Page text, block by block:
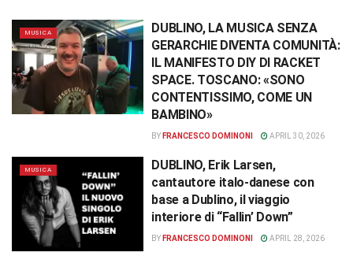
MUSICA
DUBLINO, LA MUSICA SENZA
GERARCHIE DIVENTA COMUNITÀ:
IL MANIFESTO DIY DI RACKET
SPACE. TOSCANO: «SONO
CONTENTISSIMO, COME UN
BAMBINO»
BY FRANCESCO DOMINONI APRIL 30, 2026
MUSICA
DUBLINO, Erik Larsen,
cantautore italo-danese con
base a Dublino, il viaggio
interiore di “Fallin’ Down”
BY FRANCESCO DOMINONI APRIL 28, 2026